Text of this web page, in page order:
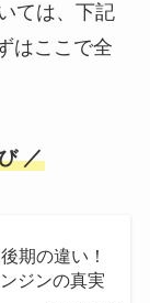
ては、下記
はここで全
／
期の違い！
ジンの真実